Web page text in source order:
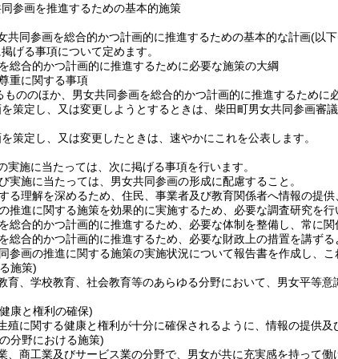
参画を推進するための基本的施策
共同参画を総合的かつ計画的に推進するための基本的な計画(以
げる事項について定めます。
総合的かつ計画的に推進するために必要な施策の大綱
重に関する事項
もののほか、男女共同参画を総合的かつ計画的に推進するために
策定し、又は変更しようとするときは、柴田町男女共同参画審
策定し、又は変更したときは、速やかにこれを公表します。
実施に当たっては、次に掲げる事項を行います。
実施に当たっては、男女共同参画の形成に配慮すること。
る理解を深めるため、住民、事業者及び教育関係者へ情報の提
推進に関する施策を効果的に実施するため、必要な調査研究を行
総合的かつ計画的に推進するため、必要な体制を整備し、常に関
総合的かつ計画的に推進するため、必要な財政上の措置を講ずる
参画の推進に関する施策の実施状況について報告書を作成し、こ
施策)
育、学校教育、社会教育等のあらゆる分野において、男女平等
康と権利の確保)
殖に関する健康と権利が十分に確保されるように、情報の提供及
分野における施策)
、商工業及びサービス業の分野で、男女が共に充実感を持って